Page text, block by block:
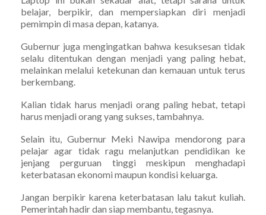
belajar, berpikir, dan mempersiapkan diri menjadi
pemimpin di masa depan, katanya.
Gubernur juga mengingatkan bahwa kesuksesan tidak
selalu ditentukan dengan menjadi yang paling hebat,
melainkan melalui ketekunan dan kemauan untuk terus
berkembang.
Kalian tidak harus menjadi orang paling hebat, tetapi
harus menjadi orang yang sukses, tambahnya.
Selain itu, Gubernur Meki Nawipa mendorong para
pelajar agar tidak ragu melanjutkan pendidikan ke
jenjang perguruan tinggi meskipun menghadapi
keterbatasan ekonomi maupun kondisi keluarga.
Jangan berpikir karena keterbatasan lalu takut kuliah.
Pemerintah hadir dan siap membantu, tegasnya.